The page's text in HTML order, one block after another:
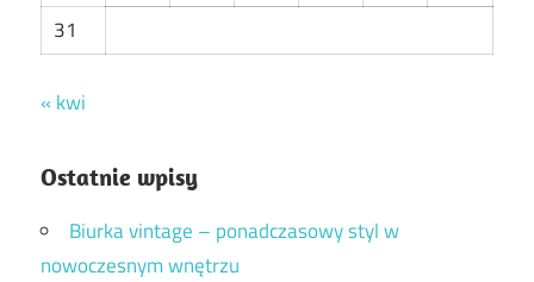
31
« kwi
Ostatnie wpisy
Biurka vintage – ponadczasowy styl w
nowoczesnym wnętrzu